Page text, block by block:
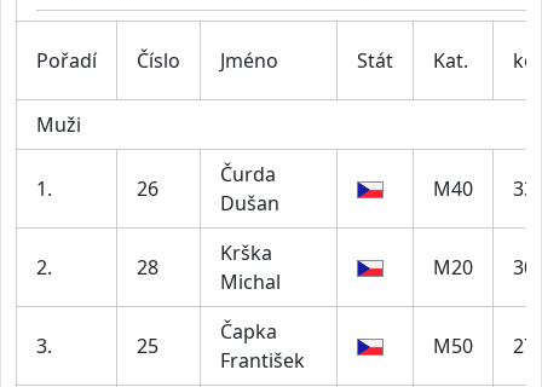
Pořadí Číslo Jméno Stát Kat. kol
Muži
1. 26
Čurda
Dušan
M40 33
2. 28
Krška
Michal
M20 30
3. 25
Čapka
František
M50 27